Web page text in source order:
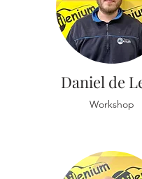
Daniel de
Workshop